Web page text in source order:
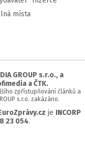
místa
GROUP s.r.o., a
a ČTK.
zpřístupňování článků a
s.r.o. zakázáno.
je INCORP
23 054.